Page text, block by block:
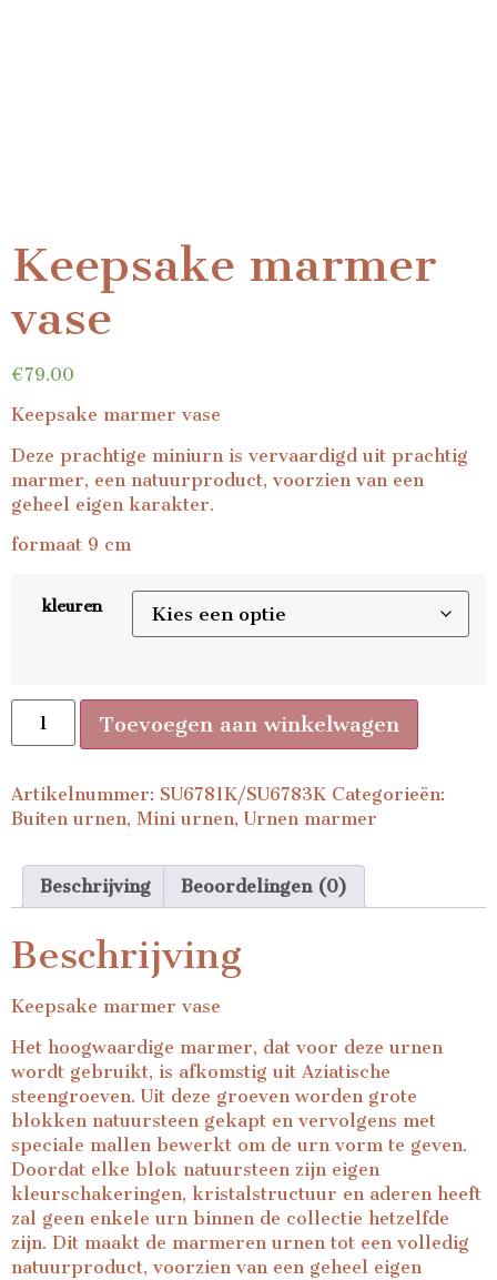
Keepsake marmer
vase
€79.00
Keepsake marmer vase
Deze prachtige miniurn is vervaardigd uit prachtig
marmer, een natuurproduct, voorzien van een
geheel eigen karakter.
formaat 9 cm
kleuren
Toevoegen aan winkelwagen
Artikelnummer: SU6781K/SU6783K Categorieën:
Buiten urnen, Mini urnen, Urnen marmer
Beschrijving Beoordelingen (0)
Beschrijving
Keepsake marmer vase
Het hoogwaardige marmer, dat voor deze urnen
wordt gebruikt, is afkomstig uit Aziatische
steengroeven. Uit deze groeven worden grote
blokken natuursteen gekapt en vervolgens met
speciale mallen bewerkt om de urn vorm te geven.
Doordat elke blok natuursteen zijn eigen
kleurschakeringen, kristalstructuur en aderen heeft
zal geen enkele urn binnen de collectie hetzelfde
zijn. Dit maakt de marmeren urnen tot een volledig
natuurproduct, voorzien van een geheel eigen